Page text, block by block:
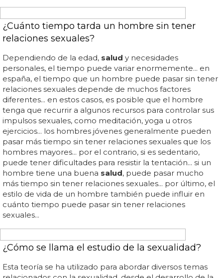
¿Qué es un ataque transfóbico?
Las personas afectadas pueden acudir a los servicios de
prevención de la violencia o a los servicios desalud
mental para recibir ayuda... la transfobia es una forma
particularmente cruel e insidiosa de discriminación y
abuso y puede tener un impacto profundo en lasalud
mental y el bienestar de las personas afectadas... todas
las personas tienen derecho a vivir libres de ataques
transfóbicos... estos ataques pueden incluir abuso verbal,
amenazas, violencia física, acoso o discriminación en el
acceso a los servicios... un ataque transfóbico es una
forma de discriminación o violencia a una persona o
grupo de personas por su identidad de género o
expresión de género... las víctimas de ataques
transfóbicos pueden experimentar sentimientos de
miedo, dolor, ansiedad, vergüenza y aislamiento...